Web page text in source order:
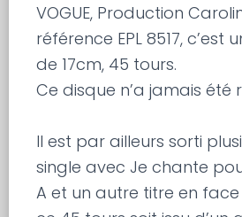
VOGUE, Production
référence EPL 8517, c’est
de 17cm, 45 tours.
Ce disque n’a jamais été
Il est par ailleurs sorti
single avec Je chante
A et un autre titre en face